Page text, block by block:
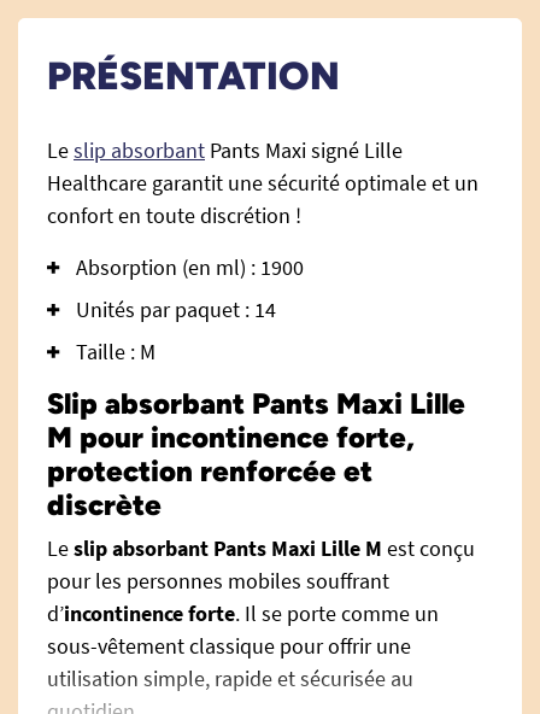
PRÉSENTATION
Leslip absorbant Pants Maxi signé Lille
Healthcare garantit une sécurité optimale et un
confort en toute discrétion !
Absorption (en ml) : 1900
Unités par paquet : 14
Taille : M
Slip absorbant Pants Maxi Lille
M pour incontinence forte,
protection renforcée et
discrète
Leslip absorbant Pants Maxi Lille M est conçu
pour les personnes mobiles souffrant
d’incontinence forte. Il se porte comme un
sous-vêtement classique pour offrir une
utilisation simple, rapide et sécurisée au